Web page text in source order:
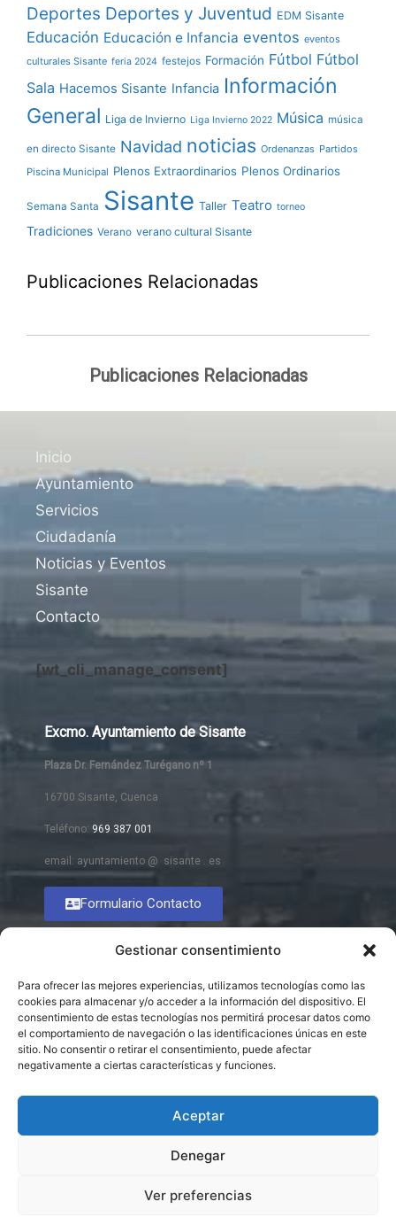
Gestionar consentimiento
Para ofrecer las mejores experiencias, utilizamos tecnologías como las
cookies para almacenar y/o acceder a la información del dispositivo. El
consentimiento de estas tecnologías nos permitirá procesar datos como
el comportamiento de navegación o las identificaciones únicas en este
sitio. No consentir o retirar el consentimiento, puede afectar
negativamente a ciertas características y funciones.
Aceptar
Denegar
Ver preferencias
Deportes Deportes y Juventud EDM Sisante
Educación Educación e Infancia eventos eventos
culturales Sisante feria 2024 festejos Formación Fútbol Fútbol
Sala Hacemos Sisante Infancia Información
General Liga de Invierno Liga Invierno 2022 Música música
en directo Sisante Navidad noticias Ordenanzas Partidos
Piscina Municipal Plenos Extraordinarios Plenos Ordinarios
Semana Santa Sisante Taller Teatro torneo
Tradiciones Verano verano cultural Sisante
Publicaciones Relacionadas
Publicaciones Relacionadas
Inicio
Ayuntamiento
Servicios
Ciudadanía
Noticias y Eventos
Sisante
Contacto
[wt_cli_manage_consent]
Excmo. Ayuntamiento de Sisante
Plaza Dr. Fernández Turégano nº 1
16700 Sisante, Cuenca
Teléfono: 969 387 001
email: ayuntamiento @ sisante . es
Formulario Contacto